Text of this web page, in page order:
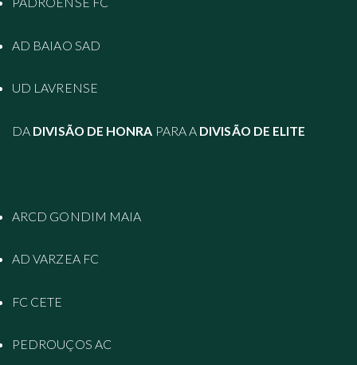
AD BAIAO SAD
UD LAVRENSE
DA DIVISÃO DE HONRA PARA A DIVISÃO DE ELITE
ARCD GONDIM MAIA
AD VARZEA FC
FC CETE
PEDROUÇOS AC